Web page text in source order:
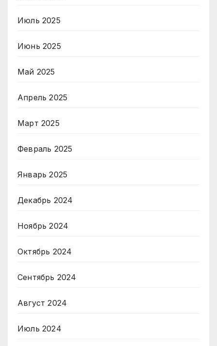
Июль 2025
Июнь 2025
Май 2025
Апрель 2025
Март 2025
Февраль 2025
Январь 2025
Декабрь 2024
Ноябрь 2024
Октябрь 2024
Сентябрь 2024
Август 2024
Июль 2024